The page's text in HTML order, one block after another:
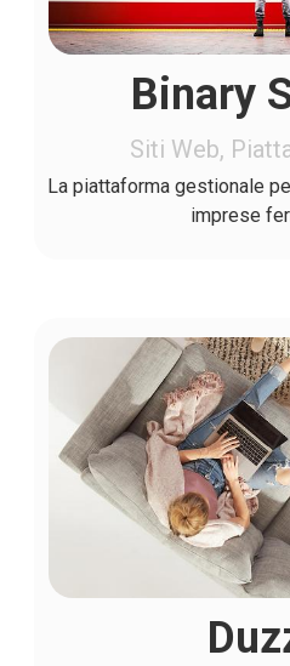
Binary
Siti Web,
La piattaforma gestionale
imprese